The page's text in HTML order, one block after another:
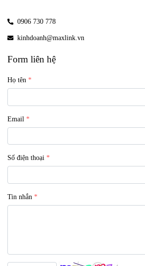
0906 730 778
kinhdoanh@maxlink.vn
Form liên hệ
Họ tên
Email
Số điện thoại
Tin nhắn